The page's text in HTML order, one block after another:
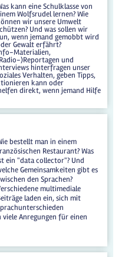
kann eine Schulklasse von
Wolfsrudel lernen? Wie
wir unsere Umwelt
Und was sollen wir
wenn jemand gemobbt wird
Gewalt erfährt?
Materialien,
)Reportagen und
hinterfragen unser
Verhalten, geben Tipps,
kann oder
direkt, wenn jemand Hilfe
bestellt man in einem
Restaurant? Was
ein "data collector"? Und
Gemeinsamkeiten gibt es
den Sprachen?
multimediale
laden ein, sich mit
Anregungen für einen